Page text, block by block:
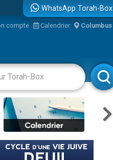
WhatsApp Torah-Box
compte Calendrier Columbus
Livres Rabbanim